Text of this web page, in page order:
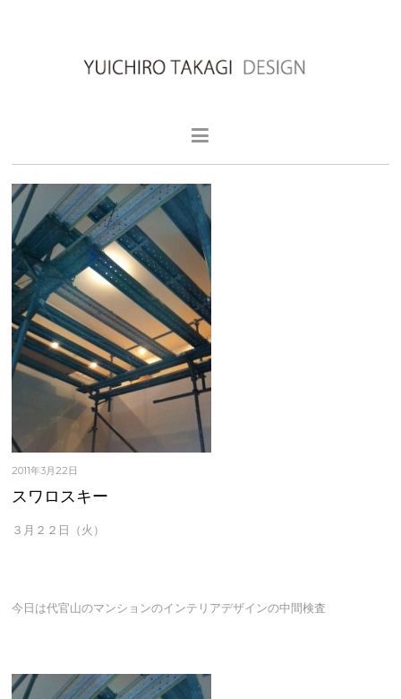
2011年3月22日
スワロスキー
３月２２日（火）
今日は代官山のマンションのインテリアデザインの中間検査